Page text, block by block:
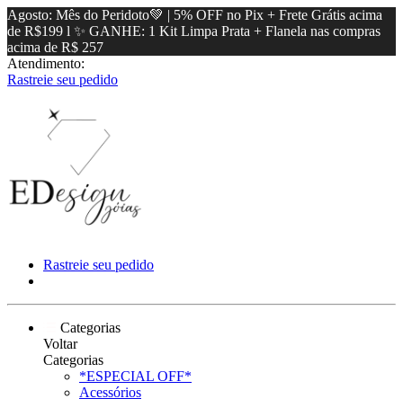
Agosto: Mês do Peridoto💚 | 5% OFF no Pix + Frete Grátis acima
de R$199 l ✨ GANHE: 1 Kit Limpa Prata + Flanela nas compras
acima de R$ 257
Atendimento:
Rastreie seu pedido
Rastreie seu pedido
Categorias
Voltar
Categorias
*ESPECIAL OFF*
Acessórios